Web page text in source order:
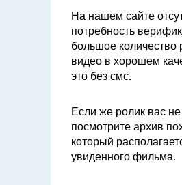
На нашем сайте
потребность
большое количество
видео в хорошем
это без смс.
Если же ролик вас
посмотрите aрхив
который
увиденного фильма.